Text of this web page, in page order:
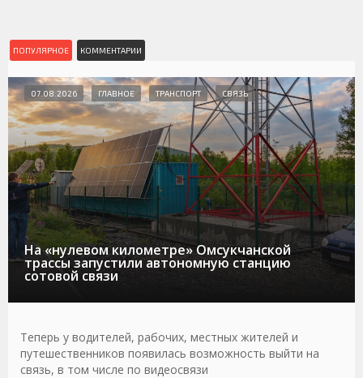
ПОПУЛЯРНОЕ КОММЕНТАРИИ
На «нулевом километре» Омсукчанской
трассы запустили автономную станцию
сотовой связи
07.08.2026 ГЛАВНОЕ ТРАНСПОРТ СВЯЗЬ
Теперь у водителей, рабочих, местных жителей и
путешественников появилась возможность выйти на
связь, в том числе по видеосвязи